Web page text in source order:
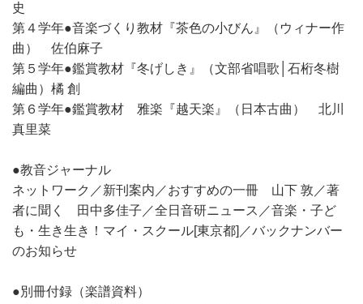
史
第４学年●音楽づくり教材『茶色の小びん』（ウィナー作
曲） 佐伯麻子
第５学年●鑑賞教材『冬げしき』（文部省唱歌│石桁冬樹
編曲）橘 創
第６学年●鑑賞教材 雅楽『越天楽』（日本古曲） 北川
真里菜
●教音ジャーナル
ネットワーク／新刊案内／おすすめの一冊 山下 敦／著
者に聞く 田中多佳子／全日音研ニュース／音楽・子ど
も・生き生き！マイ・スクール[東京都]／バックナンバー
のお知らせ
●別冊付録（楽譜資料）